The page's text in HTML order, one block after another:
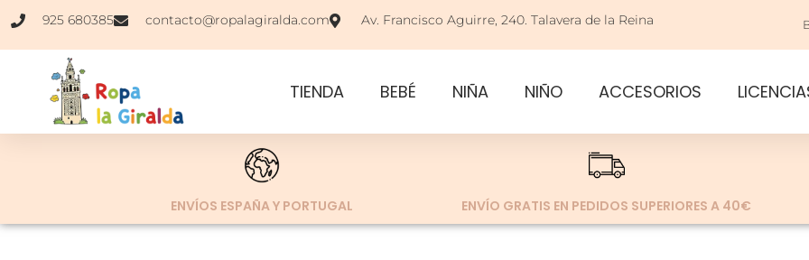
925 680385 contacto@ropalagiralda.com Av. Francisco Aguirre, 240. Talavera de la Reina
TIENDA BEBÉ NIÑA NIÑO ACCESORIOS
ENVÍOS ESPAÑA Y PORTUGAL ENVÍO GRATIS EN PEDIDOS SUPERIORES A 40€